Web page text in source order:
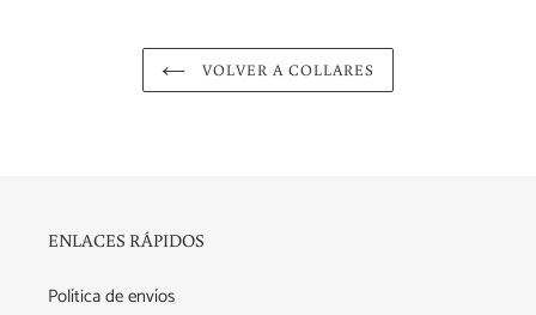
VOLVER A COLLARES
ENLACES RÁPIDOS
Política de envíos